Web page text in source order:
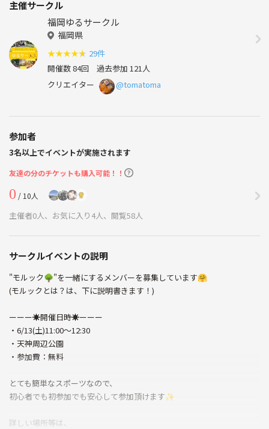
主催サークル
福岡ゆるサークル
福岡県
★★★★★ 29件
開催数 84回 過去参加 121人
クリエイター
@tomatoma
参加者
3名以上でイベントが実施されます
友達の分のチケットも購入可能！！
0 / 10人
主催者0人、お気に入り4人、閲覧58人
サークルイベントの説明
"モルック🌳"を一緒にするメンバーを募集しています🤗
(モルックとは？は、下に説明書きます！)
ーーー☀️開催日時☀️ーーー
・6/13(土)11:00〜12:30
・天神周辺公園
・参加費：無料
とても簡単なスポーツなので、
初心者でも初参加でも安心して参加頂けます✨
詳しい場所等は、